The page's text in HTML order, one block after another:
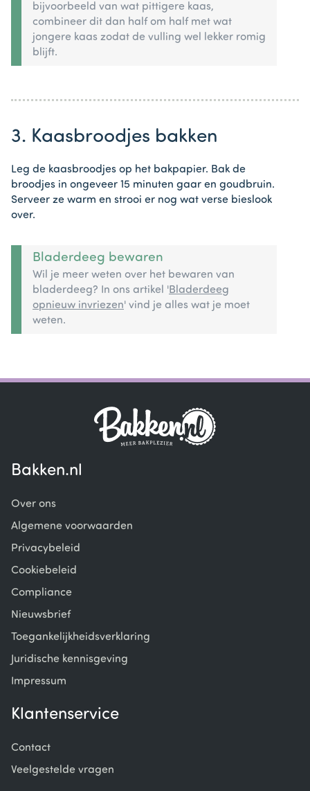
bijvoorbeeld van wat pittigere kaas,
combineer dit dan half om half met wat
jongere kaas zodat de vulling wel lekker romig
blijft.
3. Kaasbroodjes bakken
Leg de kaasbroodjes op het bakpapier. Bak de
broodjes in ongeveer 15 minuten gaar en goudbruin.
Serveer ze warm en strooi er nog wat verse bieslook
over.
Bladerdeeg bewaren
Wil je meer weten over het bewaren van
bladerdeeg? In ons artikel 'Bladerdeeg
opnieuw invriezen' vind je alles wat je moet
weten.
Bakken.nl
Over ons
Algemene voorwaarden
Privacybeleid
Cookiebeleid
Compliance
Nieuwsbrief
Toegankelijkheidsverklaring
Juridische kennisgeving
Impressum
Klantenservice
Contact
Veelgestelde vragen